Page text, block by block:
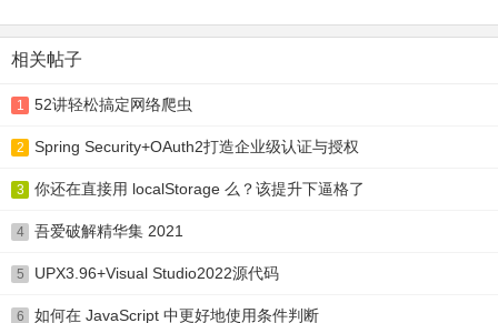
相关帖子
1 52讲轻松搞定网络爬虫
2 Spring Security+OAuth2打造企业级认证与授权
3 你还在直接用 localStorage 么？该提升下逼格了
4 吾爱破解精华集 2021
5 UPX3.96+Visual Studio2022源代码
6 如何在 JavaScript 中更好地使用条件判断